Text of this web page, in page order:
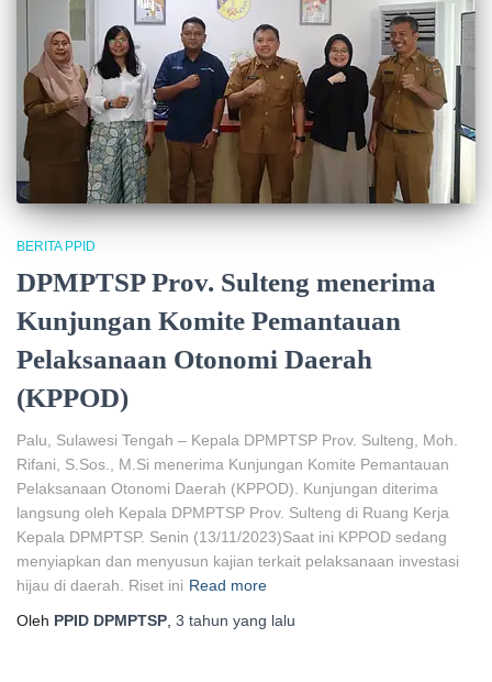
BERITA PPID
DPMPTSP Prov. Sulteng menerima
Kunjungan Komite Pemantauan
Pelaksanaan Otonomi Daerah
(KPPOD)
Palu, Sulawesi Tengah – Kepala DPMPTSP Prov. Sulteng, Moh.
Rifani, S.Sos., M.Si menerima Kunjungan Komite Pemantauan
Pelaksanaan Otonomi Daerah (KPPOD). Kunjungan diterima
langsung oleh Kepala DPMPTSP Prov. Sulteng di Ruang Kerja
Kepala DPMPTSP. Senin (13/11/2023)Saat ini KPPOD sedang
menyiapkan dan menyusun kajian terkait pelaksanaan investasi
hijau di daerah. Riset ini Read more
Oleh PPID DPMPTSP 3 tahun yang lalu